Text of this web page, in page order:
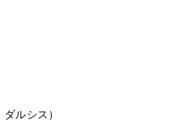
ルシス）